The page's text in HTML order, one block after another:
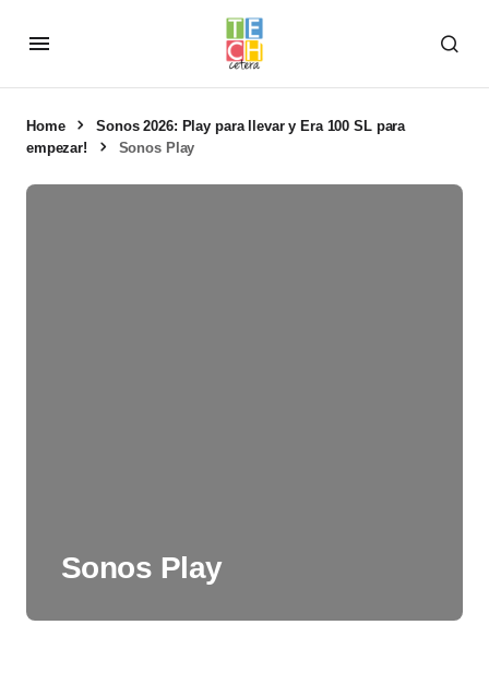
Home
Sonos 2026: Play para llevar y Era 100 SL para
empezar!
Sonos Play
Sonos Play